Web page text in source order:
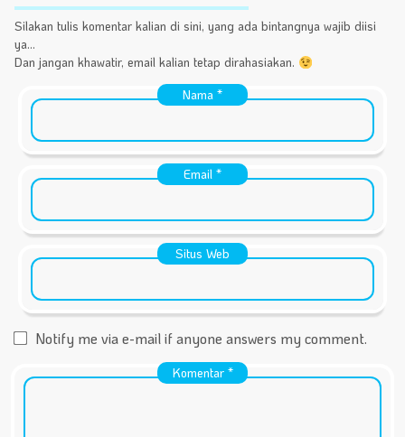
Silakan tulis komentar kalian di sini, yang ada bintangnya wajib diisi
ya...
Dan jangan khawatir, email kalian tetap dirahasiakan.
Nama *
Email *
Situs Web
Notify me via e-mail if anyone answers my comment.
Komentar *